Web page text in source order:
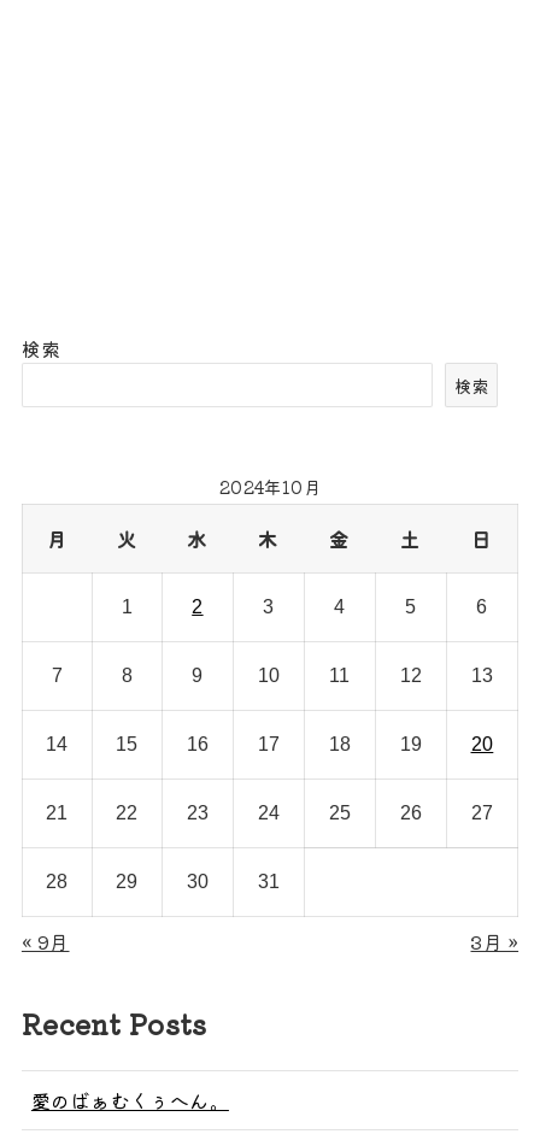
検索
検索
2024年10月
月 火 水 木 金 土 日
1 2 3 4 5 6
7 8 9 10 11 12 13
14 15 16 17 18 19 20
21 22 23 24 25 26 27
28 29 30 31
« 9月 3月 »
Recent Posts
愛のばぁむくぅへん。